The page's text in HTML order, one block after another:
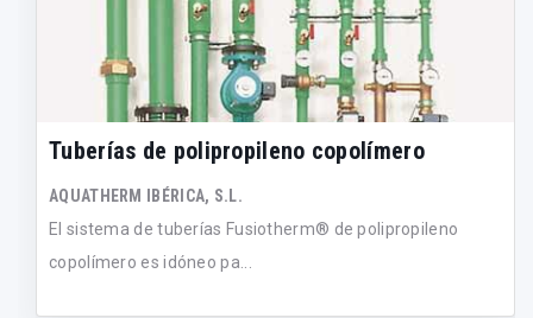
Tuberías de polipropileno copolímero
AQUATHERM IBÉRICA, S.L.
El sistema de tuberías Fusiotherm® de polipropileno
copolímero es idóneo pa...